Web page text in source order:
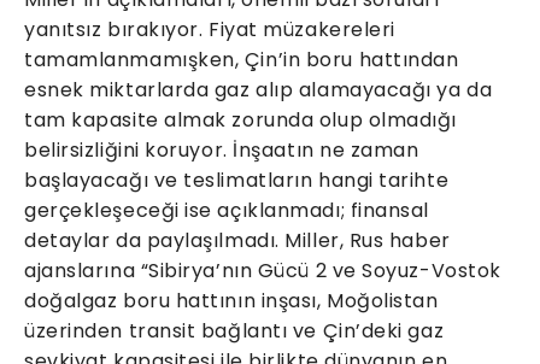
yanıtsız bırakıyor. Fiyat müzakereleri
tamamlanmamışken, Çin’in boru hattından
esnek miktarlarda gaz alıp alamayacağı ya da
tam kapasite almak zorunda olup olmadığı
belirsizliğini koruyor. İnşaatın ne zaman
başlayacağı ve teslimatların hangi tarihte
gerçekleşeceği ise açıklanmadı; finansal
detaylar da paylaşılmadı. Miller, Rus haber
ajanslarına “Sibirya’nın Gücü 2 ve Soyuz-Vostok
doğalgaz boru hattının inşası, Moğolistan
üzerinden transit bağlantı ve Çin’deki gaz